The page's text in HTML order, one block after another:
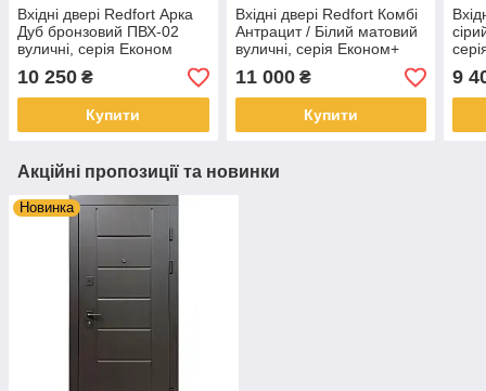
Вхідні двері Redfort Арка
Дуб бронзовий ПВХ-02
вуличні, серія Економ
10 250 ₴
Купити
Вхідні двері Redfort Комбі
Антрацит / Білий матовий
вуличні, серія Економ+
11 000₴
Купити
9
Акційні пропозиції та новинки
Новинка